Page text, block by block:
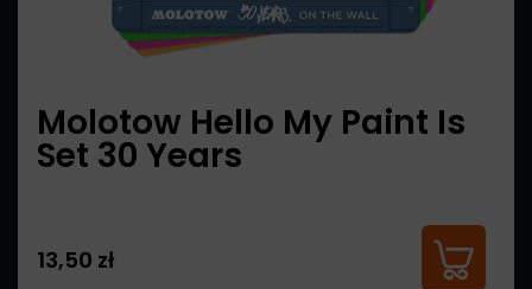
Molotow Hello My Paint Is
Set 30 Years
13,50 zł